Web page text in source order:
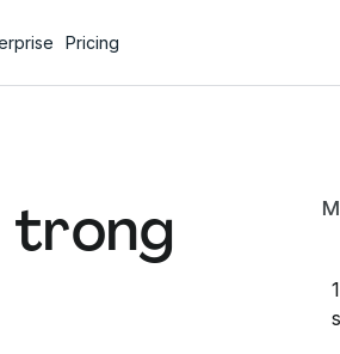
Pricing
trong